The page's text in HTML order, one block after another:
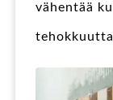
vähentää